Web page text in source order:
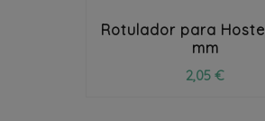
Rotulador para
mm
2,05 €